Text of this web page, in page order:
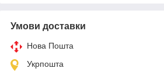
Умови доставки
Нова Пошта
Укрпошта